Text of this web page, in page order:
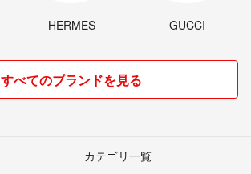
HERMES GUCCI
すべてのブランドを見る
カテゴリ一覧